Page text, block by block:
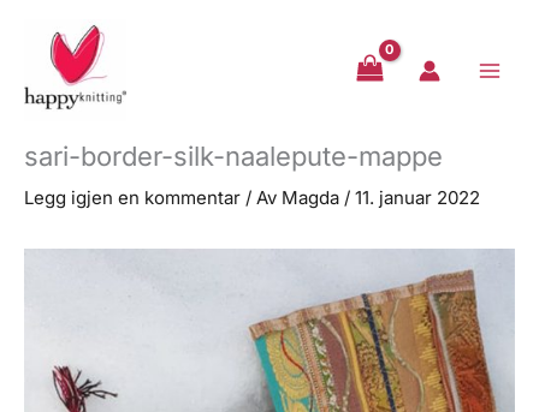
innholdet
sari-border-silk-naalepute-mappe
Legg igjen en kommentar / Av Magda / 11. januar 2022